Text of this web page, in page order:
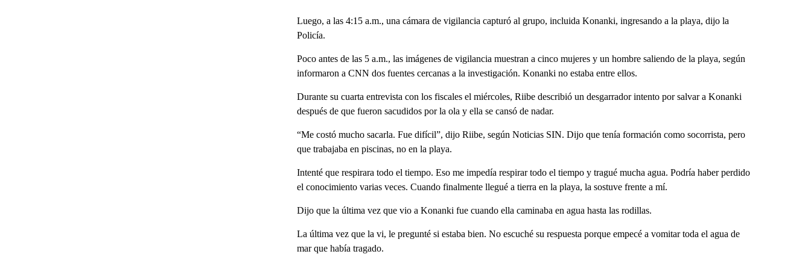
Luego, a las 4:15 a.m., una cámara de vigilancia capturó al grupo, incluida Konanki, ingresando a la playa, dijo la
Policía.
Poco antes de las 5 a.m., las imágenes de vigilancia muestran a cinco mujeres y un hombre saliendo de la playa, según
informaron a CNN dos fuentes cercanas a la investigación. Konanki no estaba entre ellos.
Durante su cuarta entrevista con los fiscales el miércoles, Riibe describió un desgarrador intento por salvar a Konanki
después de que fueron sacudidos por la ola y ella se cansó de nadar.
“Me costó mucho sacarla. Fue difícil”, dijo Riibe, según Noticias SIN. Dijo que tenía formación como socorrista, pero
que trabajaba en piscinas, no en la playa.
Intenté que respirara todo el tiempo. Eso me impedía respirar todo el tiempo y tragué mucha agua. Podría haber perdido
el conocimiento varias veces. Cuando finalmente llegué a tierra en la playa, la sostuve frente a mí.
Dijo que la última vez que vio a Konanki fue cuando ella caminaba en agua hasta las rodillas.
La última vez que la vi, le pregunté si estaba bien. No escuché su respuesta porque empecé a vomitar toda el agua de
mar que había tragado.